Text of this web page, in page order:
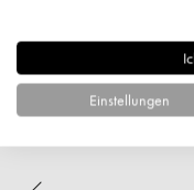
Einstellungen